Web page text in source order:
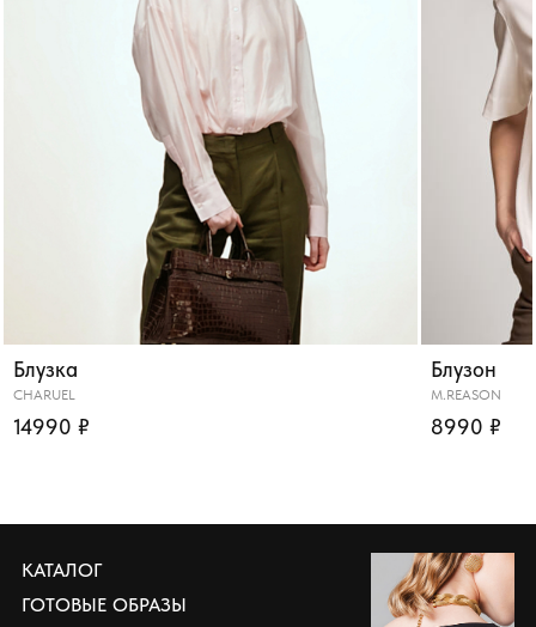
Блузка
CHARUEL
14990 ₽
Блузон
M.REASON
8990 ₽
КАТАЛОГ
ГОТОВЫЕ ОБРАЗЫ